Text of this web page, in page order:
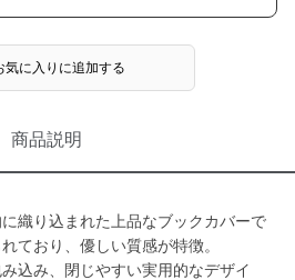
気に入りに追加する
商品説明
織り込まれた上品なブックカバーで
ており、優しい質感が特徴。
込み、閉じやすい実用的なデザイ